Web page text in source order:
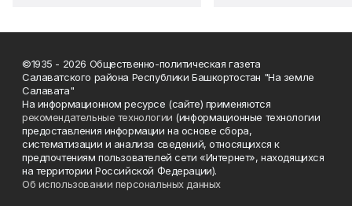
©1935 - 2026 Общественно-политическая газета
Салаватского района Республики Башкортостан "На земле
Салавата"
На информационном ресурсе (сайте) применяются
рекомендательные технологии (информационные технологии
предоставления информации на основе сбора,
систематизации и анализа сведений, относящихся к
предпочтениям пользователей сети «Интернет», находящихся
на территории Российской Федерации).
Об использовании персональных данных